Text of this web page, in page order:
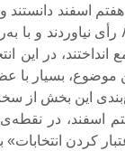
اسفند
نانجیبانه‌ی کسانی که در سال ۸۸
در این
موضوع، بسیار
این بخش از
اسفند، در
کردن انتخابات»